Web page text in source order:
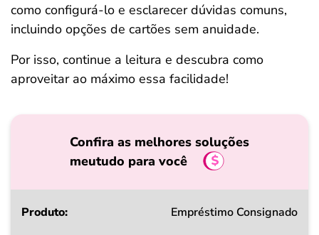
como configurá-lo e esclarecer dúvidas comuns,
incluindo opções de cartões sem anuidade.
Por isso, continue a leitura e descubra como
aproveitar ao máximo essa facilidade!
Confira as melhores soluções
meutudo para você
Produto
Empréstimo Consignado